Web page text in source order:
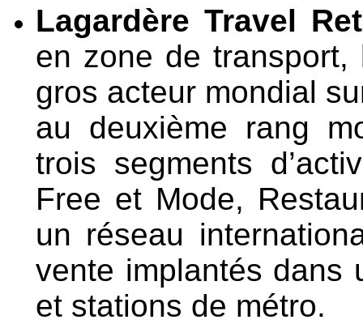
Lagardère Travel
en zone de
gros acteur mondial
au deuxième rang
trois segments
Free et Mode,
un réseau
vente implantés dans
et stations de métro.